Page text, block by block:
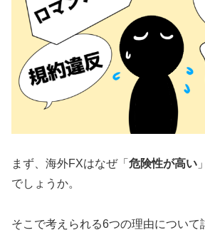
まず、海外FXはなぜ「 危険性が高い
でしょうか。
そこで考えられる6つの理由について